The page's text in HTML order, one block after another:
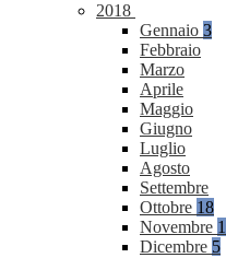
2018
Gennaio 3
Febbraio
Marzo
Aprile
Maggio
Giugno
Luglio
Agosto
Settembre
Ottobre 18
Novembre
Dicembre 5